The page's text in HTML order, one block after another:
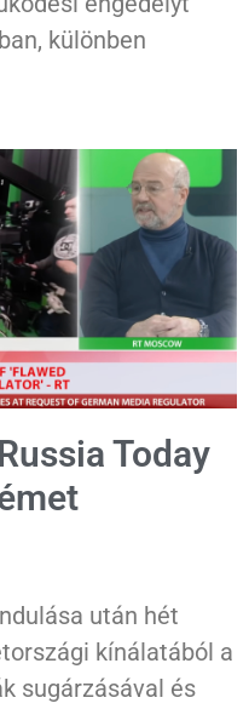
különben
Today
után hét
kínálatából a
sugárzásával és